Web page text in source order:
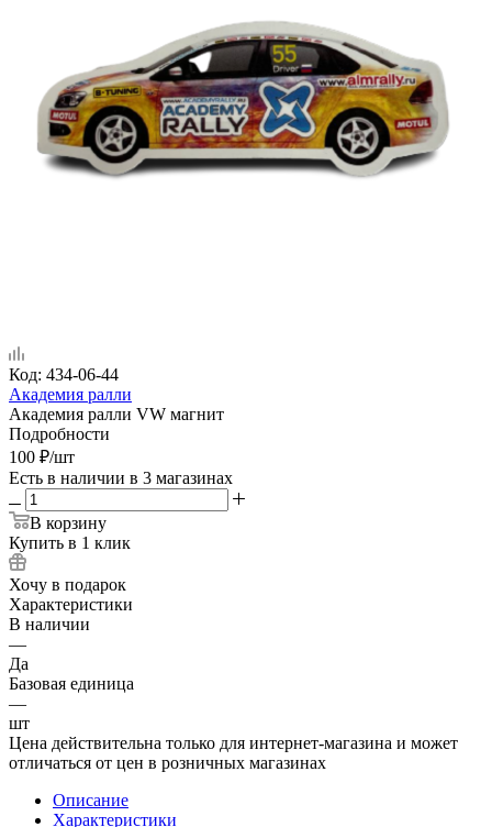
Код: 434-06-44
Академия ралли
Академия ралли VW магнит
Подробности
100 ₽/шт
Есть в наличии в 3 магазинах
В корзину
Купить в 1 клик
Хочу в подарок
Характеристики
В наличии
—
Да
Базовая единица
—
шт
Цена действительна только для интернет-магазина и может
отличаться от цен в розничных магазинах
Описание
Характеристики